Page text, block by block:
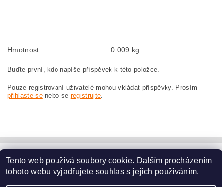
Hmotnost 0.009 kg
Buďte první, kdo napíše příspěvek k této položce.
Pouze registrovaní uživatelé mohou vkládat příspěvky. Prosím
přihlaste senebo se registrujte.
www.dodilny.cz
Tento web používá soubory cookie. Dalším procházením
tohoto webu vyjadřujete souhlas s jejich používáním.